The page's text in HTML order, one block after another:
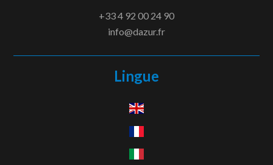
+33 4 92 00 24 90
info@dazur.fr
Lingue